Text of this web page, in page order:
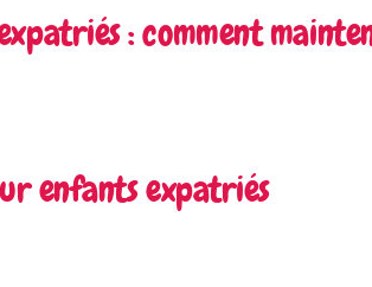
: comment
enfants expatriés